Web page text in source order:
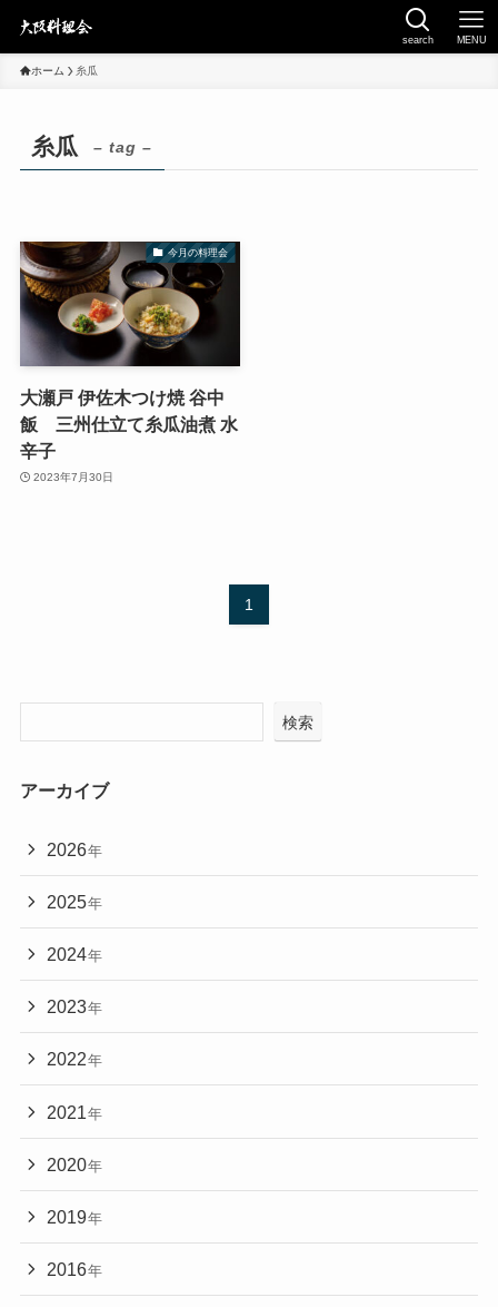
search MENU
ホーム 糸瓜
糸瓜 – tag –
今月の料理会
大瀬戸 伊佐木つけ焼 谷中
飯 三州仕立て糸瓜油煮 水
辛子
2023年7月30日
1
検索
アーカイブ
2026年
2025年
2024年
2023年
2022年
2021 年
2020年
2019年
2016年